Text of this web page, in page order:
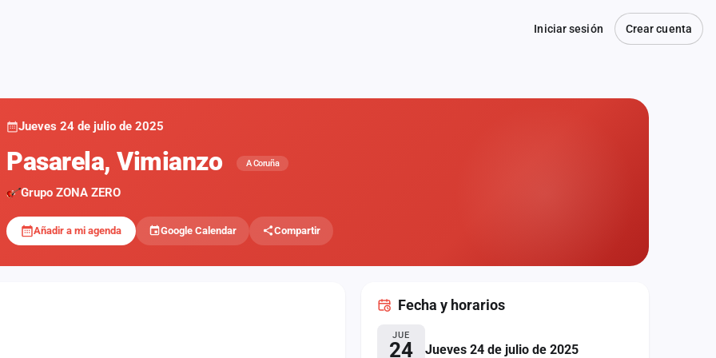
Iniciar sesión Crear cuenta
Jueves 24 de julio de 2025
Pasarela, Vimianzo A Coruña
Grupo ZONA ZERO
Añadir a mi agenda Google Calendar Compartir
Fecha y horarios
JUE
24 Jueves 24 de julio de 2025